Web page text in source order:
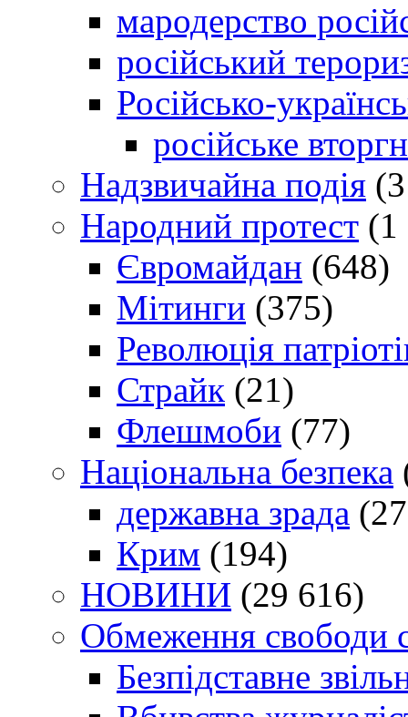
мародерство
російський
Російсько-
російське
Надзвичайна подія
Народний протест (1
Євромайдан (648)
Мітинги (375)
Революція
Страйк (21)
Флешмоби (77)
Національна безпека
державна зрада
Крим (194)
НОВИНИ (29 616)
Обмеження свободи
Безпідставне